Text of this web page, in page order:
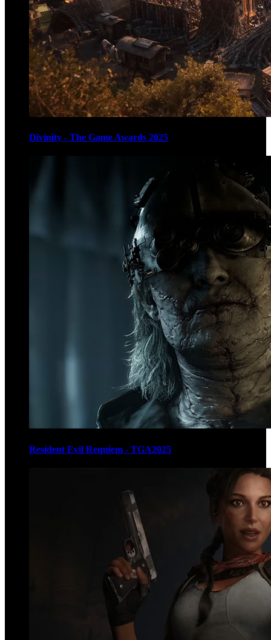
Divinity - The Game Awards 2025
Resident Evil Requiem - TGA2025